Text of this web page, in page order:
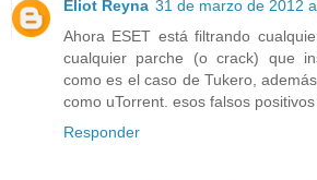
Eliot Reyna 31 de marzo de 2012
Ahora ESET está filtrando
cualquier parche (o crack) que
como es el caso de Tukero,
como uTorrent. esos falsos
Responder